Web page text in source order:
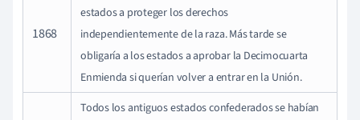
1868
estados a proteger los derechos
independientemente de la raza.Más tarde se
obligaría a los estados a aprobar la Decimocuarta
Enmienda si querían volver a entrar en la Unión.
Todos los antiguos estados confederados se habían